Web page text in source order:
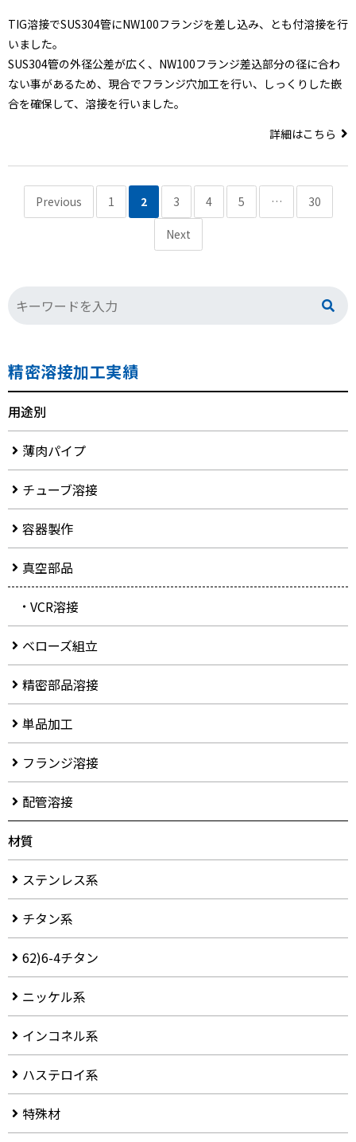
TIG溶接でSUS304管にNW100フランジを差し込み、とも付溶接を行
いました。
SUS304管の外径公差が広く、NW100フランジ差込部分の径に合わ
ない事があるため、現合でフランジ穴加工を行い、しっくりした嵌
合を確保して、溶接を行いました。
詳細はこちら
Previous 1 2 3 4 5 … 30
Next
精密溶接加工実績
用途別
薄肉パイプ
チューブ溶接
容器製作
真空部品
VCR溶接
ベローズ組立
精密部品溶接
単品加工
フランジ溶接
配管溶接
材質
ステンレス系
チタン系
62)6-4チタン
ニッケル系
インコネル系
ハステロイ系
特殊材